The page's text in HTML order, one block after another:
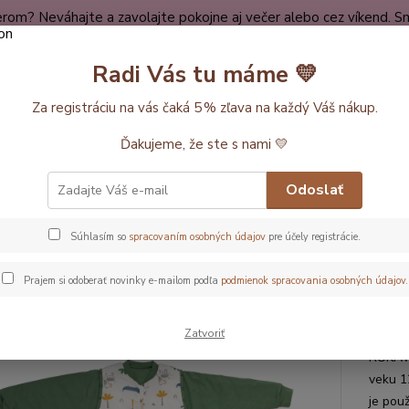
Neváhajte a zavolajte pokojne aj večer alebo cez víkend.
Hľadať
Dĺžka vaku 110cm (12-36mesiac) Džungle LETNÝ spací vak s
LETNÝ spací vak s
110cm
veku
je
Radi Vás tu máme 💛
Za registráciu na vás čaká 5 % zľava na každý Váš nákup.
Ďakujeme, že ste s nami 💛
Odoslať
Súhlasím so spracovaním osobných údajov pre účely registrácie.
Prajem si odoberať novinky e-mailom podľa podmienok spracovania osobných údajov.
Zatvoriť